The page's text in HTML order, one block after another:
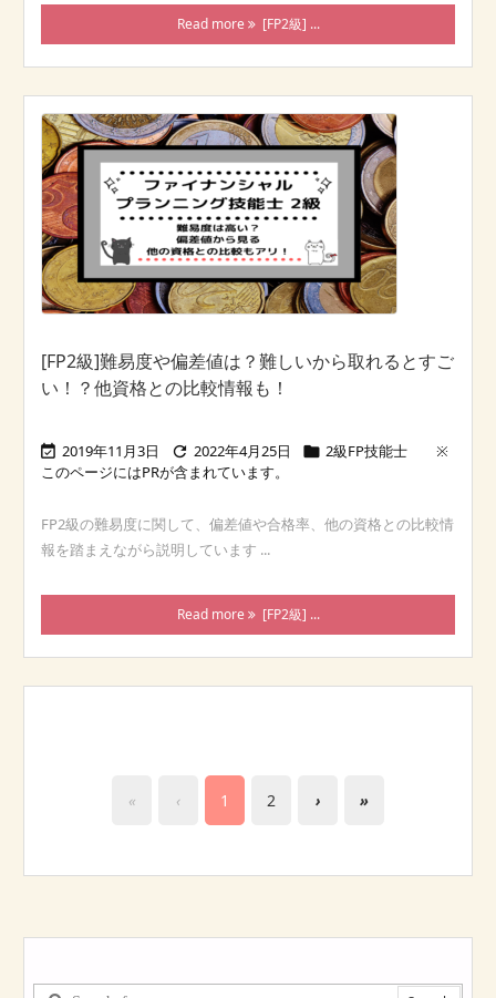
Read more [FP2級] ...
[FP2級]難易度や偏差値は？難しいから取れるとすご
い！？他資格との比較情報も！
 2019年11月3日  2022年4月25日  2級FP技能士
FP2級の難易度に関して、偏差値や合格率、他の資格との比較情
報を踏まえながら説明しています ...
Read more [FP2級] ...
« ‹ 1 2 › »